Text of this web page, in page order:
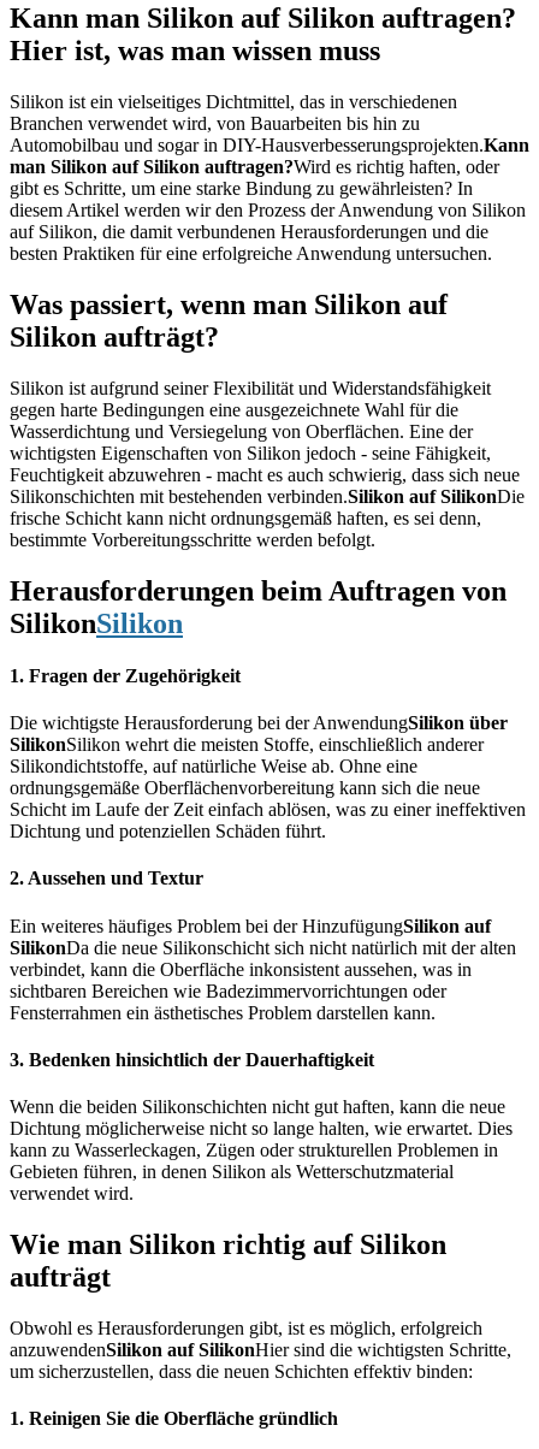
Kann man Silikon auf Silikon auftragen?
Hier ist, was man wissen muss
Silikon ist ein vielseitiges Dichtmittel, das in verschiedenen
Branchen verwendet wird, von Bauarbeiten bis hin zu
Automobilbau und sogar in DIY-Hausverbesserungsprojekten.Kann
man Silikon auf Silikon auftragen?Wird es richtig haften, oder
gibt es Schritte, um eine starke Bindung zu gewährleisten? In
diesem Artikel werden wir den Prozess der Anwendung von Silikon
auf Silikon, die damit verbundenen Herausforderungen und die
besten Praktiken für eine erfolgreiche Anwendung untersuchen.
Was passiert, wenn man Silikon auf
Silikon aufträgt?
Silikon ist aufgrund seiner Flexibilität und Widerstandsfähigkeit
gegen harte Bedingungen eine ausgezeichnete Wahl für die
Wasserdichtung und Versiegelung von Oberflächen. Eine der
wichtigsten Eigenschaften von Silikon jedoch - seine Fähigkeit,
Feuchtigkeit abzuwehren - macht es auch schwierig, dass sich neue
Silikonschichten mit bestehenden verbinden.Silikon auf SilikonDie
frische Schicht kann nicht ordnungsgemäß haften, es sei denn,
bestimmte Vorbereitungsschritte werden befolgt.
Herausforderungen beim Auftragen von
SilikonSilikon
1. Fragen der Zugehörigkeit
Die wichtigste Herausforderung bei der AnwendungSilikon über
SilikonSilikon wehrt die meisten Stoffe, einschließlich anderer
Silikondichtstoffe, auf natürliche Weise ab. Ohne eine
ordnungsgemäße Oberflächenvorbereitung kann sich die neue
Schicht im Laufe der Zeit einfach ablösen, was zu einer ineffektiven
Dichtung und potenziellen Schäden führt.
2. Aussehen und Textur
Ein weiteres häufiges Problem bei der HinzufügungSilikon auf
SilikonDa die neue Silikonschicht sich nicht natürlich mit der alten
verbindet, kann die Oberfläche inkonsistent aussehen, was in
sichtbaren Bereichen wie Badezimmervorrichtungen oder
Fensterrahmen ein ästhetisches Problem darstellen kann.
3. Bedenken hinsichtlich der Dauerhaftigkeit
Wenn die beiden Silikonschichten nicht gut haften, kann die neue
Dichtung möglicherweise nicht so lange halten, wie erwartet. Dies
kann zu Wasserleckagen, Zügen oder strukturellen Problemen in
Gebieten führen, in denen Silikon als Wetterschutzmaterial
verwendet wird.
Wie man Silikon richtig auf Silikon
aufträgt
Obwohl es Herausforderungen gibt, ist es möglich, erfolgreich
anzuwendenSilikon auf SilikonHier sind die wichtigsten Schritte,
um sicherzustellen, dass die neuen Schichten effektiv binden:
1. Reinigen Sie die Oberfläche gründlich